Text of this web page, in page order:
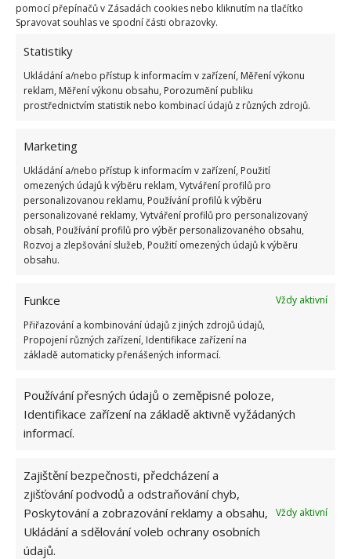
pomocí přepínačů v Zásadách cookies nebo kliknutím na tlačítko
Spravovat souhlas ve spodní části obrazovky.
Statistiky
Ukládání a/nebo přístup k informacím v zařízení, Měření výkonu
reklam, Měření výkonu obsahu, Porozumění publiku
prostřednictvím statistik nebo kombinací údajů z různých zdrojů.
Marketing
Ukládání a/nebo přístup k informacím v zařízení, Použití
omezených údajů k výběru reklam, Vytváření profilů pro
personalizovanou reklamu, Používání profilů k výběru
personalizované reklamy, Vytváření profilů pro personalizovaný
obsah, Používání profilů pro výběr personalizovaného obsahu,
Rozvoj a zlepšování služeb, Použití omezených údajů k výběru
obsahu.
Funkce
Vždy aktivní
Přiřazování a kombinování údajů z jiných zdrojů údajů,
Propojení různých zařízení, Identifikace zařízení na
základě automaticky přenášených informací.
Používání přesných údajů o zeměpisné poloze,
Identifikace zařízení na základě aktivně vyžádaných
informací.
Zajištění bezpečnosti, předcházení a
zjišťování podvodů a odstraňování chyb,
Poskytování a zobrazování reklamy a obsahu,
Ukládání a sdělování voleb ochrany osobních
údajů.
Vždy aktivní
Jiří Kolář
možné najít v j...[Více o autorovi]
OBLÍBENÉ ČLÁNKY
1.6.2026
Kvíz na téma pionýrské tábory za socialismu:
Kdo je zažil, bez problému získá 12 ze 12 bodů